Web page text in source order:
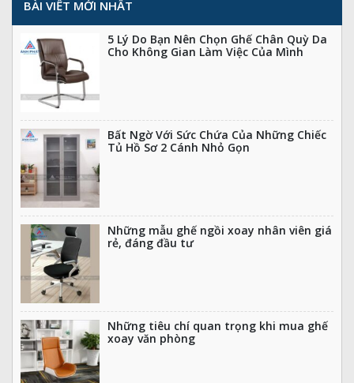
BÀI VIẾT MỚI NHẤT
5 Lý Do Bạn Nên Chọn Ghế Chân Quỳ Da
Cho Không Gian Làm Việc Của Mình
Bất Ngờ Với Sức Chứa Của Những Chiếc
Tủ Hồ Sơ 2 Cánh Nhỏ Gọn
Những mẫu ghế ngồi xoay nhân viên giá
rẻ, đáng đầu tư
Những tiêu chí quan trọng khi mua ghế
xoay văn phòng